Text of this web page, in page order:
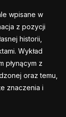
wpisane w
z pozycji
historii,
Wykład
płynącym z
oraz temu,
znaczenia i